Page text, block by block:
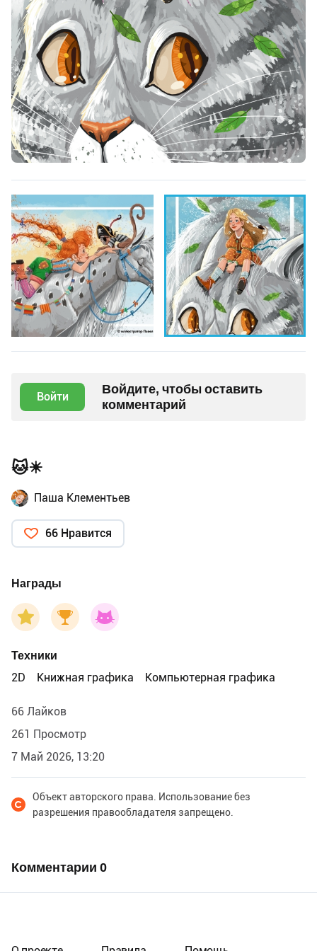
Войти
Войдите, чтобы оставить
комментарий
🐱☀
Паша Клементьев
66 Нравится
Награды
Техники
2D
Книжная графика Компьютерная графика
66 Лайков
261 Просмотр
7 Май 2026, 13:20
Объект авторского права. Использование без
разрешения правообладателя запрещено.
Комментарии 0